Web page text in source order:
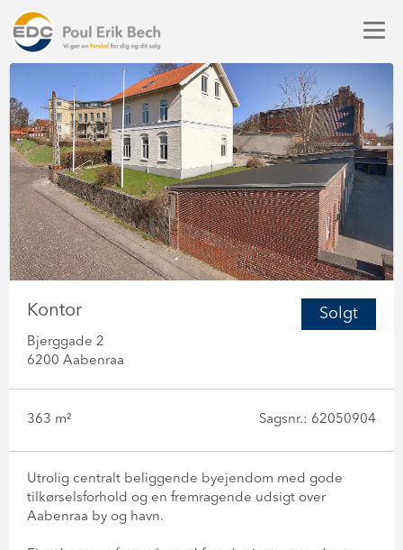
Solgt
Kontor
Bjerggade 2
6200 Aabenraa
363 m² Sagsnr.: 62050904
Utrolig centralt beliggende byejendom med gode
tilkørselsforhold og en fremragende udsigt over
Aabenraa by og havn.